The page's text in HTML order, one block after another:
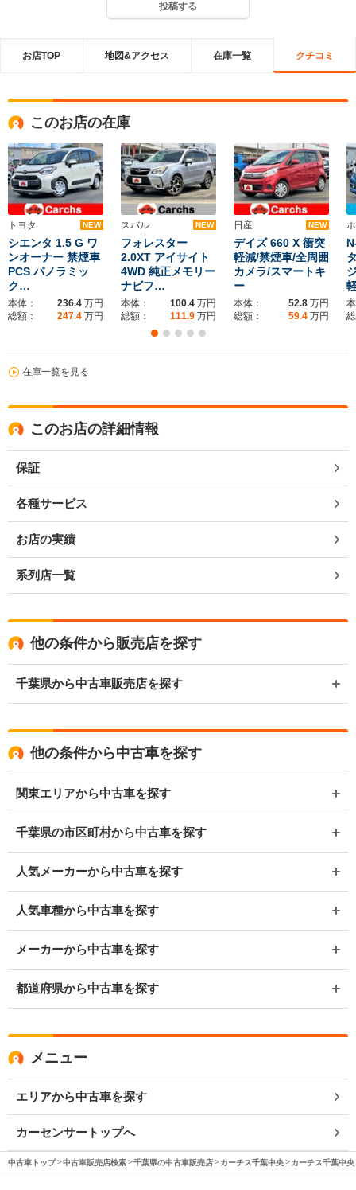
投稿する
お店TOP 地図&アクセス 在庫一覧 クチコミ
このお店の在庫
トヨタ NEW
シエンタ 1.5 G ワ
ンオーナー 禁煙車
PCS パノラミッ
ク…
本体： 236.4 万円
総額：
247.4 万円
スバル NEW
フォレスター
2.0XT アイサイト
4WD 純正メモリー
ナビフ…
本体： 100.4 万円
総額：
111.9 万円
日産 NEW
デイズ 660 X 衝突
軽減/禁煙車/全周囲
カメラ/スマートキ
ー
本体： 52.8 万円
総額：
59.4 万円
在庫一覧を見る
このお店の詳細情報
保証
各種サービス
お店の実績
系列店一覧
他の条件から販売店を探す
千葉県から中古車販売店を探す
他の条件から中古車を探す
関東エリアから中古車を探す
千葉県の市区町村から中古車を探す
人気メーカーから中古車を探す
人気車種から中古車を探す
メーカーから中古車を探す
都道府県から中古車を探す
メニュー
エリアから中古車を探す
カーセンサートップへ
中古車トップ 中古車販売店検索 千葉県の中古車販売店 カーチス千葉中央 カーチス千葉中